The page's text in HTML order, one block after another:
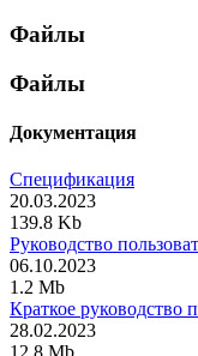
Файлы
Файлы
Документация
Спецификация
20.03.2023
139.8 Kb
Руководство
06.10.2023
1.2 Mb
Краткое руководство
28.02.2023